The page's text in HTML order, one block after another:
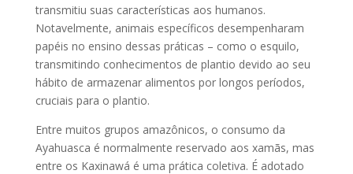
transmitiu suas características aos humanos.
Notavelmente, animais específicos desempenharam
papéis no ensino dessas práticas – como o esquilo,
transmitindo conhecimentos de plantio devido ao seu
hábito de armazenar alimentos por longos períodos,
cruciais para o plantio.
Entre muitos grupos amazônicos, o consumo da
Ayahuasca é normalmente reservado aos xamãs, mas
entre os Kaxinawá é uma prática coletiva. É adotado